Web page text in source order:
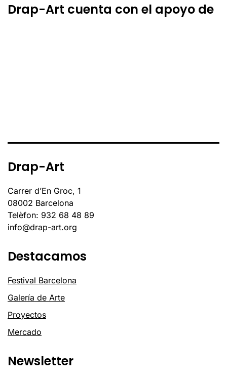
Drap-Art cuenta con el apoyo de
Drap-Art
Carrer d’En Groc, 1
08002 Barcelona
Telèfon: 932 68 48 89
info@drap-art.org
Destacamos
Festival Barcelona
Galería de Arte
Proyectos
Mercado
Newsletter